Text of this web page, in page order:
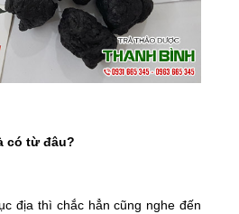
có từ đâu?
địa thì chắc hẳn cũng nghe đến